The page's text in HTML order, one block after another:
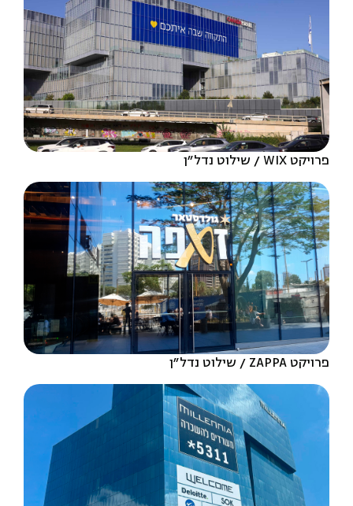
פרויקט WIX שילוט נדל״ן
פרויקט ZAPPA שילוט נדל״ן